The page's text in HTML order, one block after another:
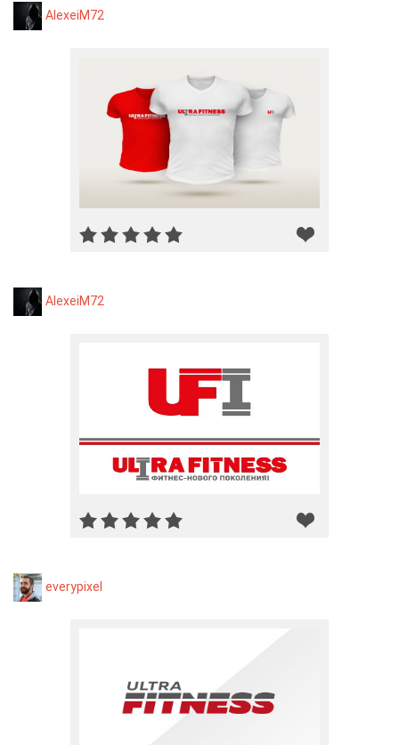
AlexeiM72
AlexeiM72
everypixel